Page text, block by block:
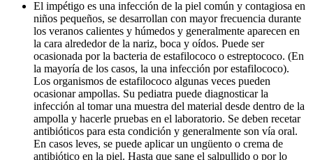
El impétigo es una infección de la piel común y contagiosa en
niños pequeños, se desarrollan con mayor frecuencia durante
los veranos calientes y húmedos y generalmente aparecen en
la cara alrededor de la nariz, boca y oídos. Puede ser
ocasionada por la bacteria de estafilococo o estreptococo. (En
la mayoría de los casos, la una infección por estafilococo).
Los organismos de estafilococo algunas veces pueden
ocasionar ampollas. Su pediatra puede diagnosticar la
infección al tomar una muestra del material desde dentro de la
ampolla y hacerle pruebas en el laboratorio. Se deben recetar
antibióticos para esta condición y generalmente son vía oral.
En casos leves, se puede aplicar un ungüento o crema de
antibiótico en la piel. Hasta que sane el salpullido o por lo